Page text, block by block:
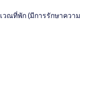
วณที่พัก (มีการรักษาความ